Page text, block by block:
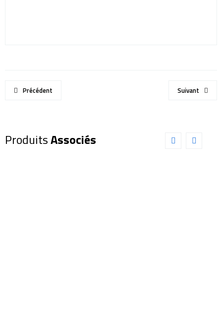
Précédent Suivant
ProduitsAssociés